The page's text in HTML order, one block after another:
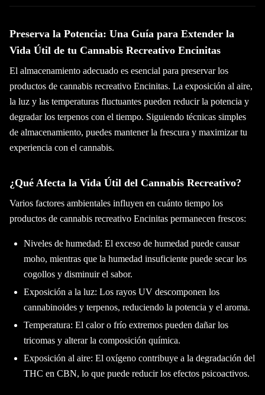
Preserva la Potencia: Una Guía para Extender la
Vida Útil de tu Cannabis Recreativo Encinitas
El almacenamiento adecuado es esencial para preservar los
productos de cannabis recreativo Encinitas. La exposición al aire,
la luz y las temperaturas fluctuantes pueden reducir la potencia y
degradar los terpenos con el tiempo. Siguiendo técnicas simples
de almacenamiento, puedes mantener la frescura y maximizar tu
experiencia con el cannabis.
¿Qué Afecta la Vida Útil del Cannabis Recreativo?
Varios factores ambientales influyen en cuánto tiempo los
productos de cannabis recreativo Encinitas permanecen frescos:
Niveles de humedad: El exceso de humedad puede causar
moho, mientras que la humedad insuficiente puede secar los
cogollos y disminuir el sabor.
Exposición a la luz: Los rayos UV descomponen los
cannabinoides y terpenos, reduciendo la potencia y el aroma.
Temperatura: El calor o frío extremos pueden dañar los
tricomas y alterar la composición química.
Exposición al aire: El oxígeno contribuye a la degradación del
THC en CBN, lo que puede reducir los efectos psicoactivos.